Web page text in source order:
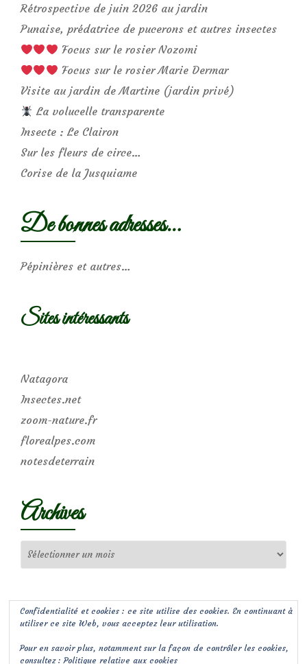
Rétrospective de juin 2026 au jardin
Punaise, prédatrice de pucerons et autres insectes
Focus sur le rosier Nozomi
Focus sur le rosier Marie Dermar
Visite au jardin de Martine (jardin privé)
La volucelle transparente
Insecte : Le Clairon
Sur les fleurs de circe…
Corise de la Jusquiame
De bonnes adresses…
Pépinières et autres…
Sites intéressants
Natagora
Insectes.net
zoom-nature.fr
florealpes.com
notesdeterrain
Archives
Confidentialité et cookies : ce site utilise des cookies. En continuant à
utiliser ce site Web, vous acceptez leur utilisation.
Pour en savoir plus, notamment sur la façon de contrôler les cookies,
consultez :Politique relative aux cookies